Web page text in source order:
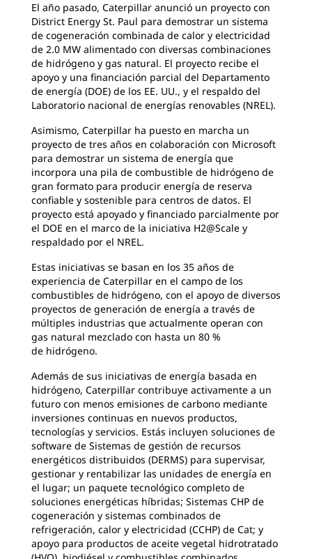
El año pasado, Caterpillar anunció un proyecto con
District Energy St. Paul para demostrar un sistema
de cogeneración combinada de calor y electricidad
de 2.0 MW alimentado con diversas combinaciones
de hidrógeno y gas natural. El proyecto recibe el
apoyo y una financiación parcial del Departamento
de energía (DOE) de los EE. UU., y el respaldo del
Laboratorio nacional de energías renovables (NREL).
Asimismo, Caterpillar ha puesto en marcha un
proyecto de tres años en colaboración con Microsoft
para demostrar un sistema de energía que
incorpora una pila de combustible de hidrógeno de
gran formato para producir energía de reserva
confiable y sostenible para centros de datos. El
proyecto está apoyado y financiado parcialmente por
el DOE en el marco de la iniciativa H2@Scale y
respaldado por el NREL.
Estas iniciativas se basan en los 35 años de
experiencia de Caterpillar en el campo de los
combustibles de hidrógeno, con el apoyo de diversos
proyectos de generación de energía a través de
múltiples industrias que actualmente operan con
gas natural mezclado con hasta un 80 %
de hidrógeno.
Además de sus iniciativas de energía basada en
hidrógeno, Caterpillar contribuye activamente a un
futuro con menos emisiones de carbono mediante
inversiones continuas en nuevos productos,
tecnologías y servicios. Estás incluyen soluciones de
software de Sistemas de gestión de recursos
energéticos distribuidos (DERMS) para supervisar,
gestionar y rentabilizar las unidades de energía en
el lugar; un paquete tecnológico completo de
soluciones energéticas híbridas; Sistemas CHP de
cogeneración y sistemas combinados de
refrigeración, calor y electricidad (CCHP) de Cat; y
apoyo para productos de aceite vegetal hidrotratado